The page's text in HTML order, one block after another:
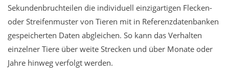
Sekundenbruchteilen die individuell einzigartigen Flecken-
oder Streifenmuster von Tieren mit in Referenzdatenbanken
gespeicherten Daten abgleichen. So kann das Verhalten
einzelner Tiere über weite Strecken und über Monate oder
Jahre hinweg verfolgt werden.